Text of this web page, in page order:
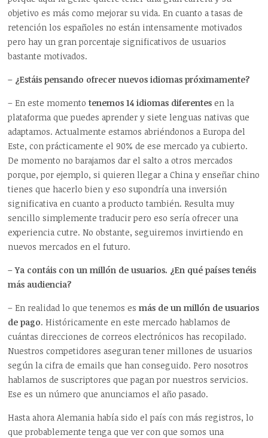
objetivo es más como mejorar su vida. En cuanto a tasas de
retención los españoles no están intensamente motivados
pero hay un gran porcentaje significativos de usuarios
bastante motivados.
– ¿Estáis pensando ofrecer nuevos idiomas próximamente?
– En este momentotenemos 14 idiomas diferentes en la
plataforma que puedes aprender y siete lenguas nativas que
adaptamos. Actualmente estamos abriéndonos a Europa del
Este, con prácticamente el 90% de ese mercado ya cubierto.
De momento no barajamos dar el salto a otros mercados
porque, por ejemplo, si quieren llegar a China y enseñar chino
tienes que hacerlo bien y eso supondría una inversión
significativa en cuanto a producto también. Resulta muy
sencillo simplemente traducir pero eso sería ofrecer una
experiencia cutre. No obstante, seguiremos invirtiendo en
nuevos mercados en el futuro.
– Ya contáis con un millón de usuarios. ¿En qué países tenéis
más audiencia?
– En realidad lo que tenemos esmás de un millón de usuarios
de pago. Históricamente en este mercado hablamos de
cuántas direcciones de correos electrónicos has recopilado.
Nuestros competidores aseguran tener millones de usuarios
según la cifra de emails que han conseguido. Pero nosotros
hablamos de suscriptores que pagan por nuestros servicios.
Ese es un número que anunciamos el año pasado.
Hasta ahora Alemania había sido el país con más registros, lo
que probablemente tenga que ver con que somos una